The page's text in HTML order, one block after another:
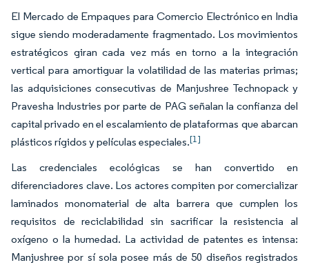
El Mercado de Empaques para Comercio Electrónico en India
sigue siendo moderadamente fragmentado. Los movimientos
estratégicos giran cada vez más en torno a la integración
vertical para amortiguar la volatilidad de las materias primas;
las adquisiciones consecutivas de Manjushree Technopack y
Pravesha Industries por parte de PAG señalan la confianza del
capital privado en el escalamiento de plataformas que abarcan
plásticos rígidos y películas especiales.[1]
Las credenciales ecológicas se han convertido en
diferenciadores clave. Los actores compiten por comercializar
laminados monomaterial de alta barrera que cumplen los
requisitos de reciclabilidad sin sacrificar la resistencia al
oxígeno o la humedad. La actividad de patentes es intensa:
Manjushree por sí sola posee más de 50 diseños registrados